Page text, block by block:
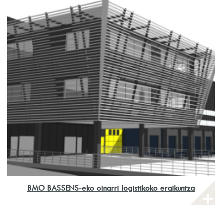
BMO BASSENS-eko oinarri logistikoko eraikuntza